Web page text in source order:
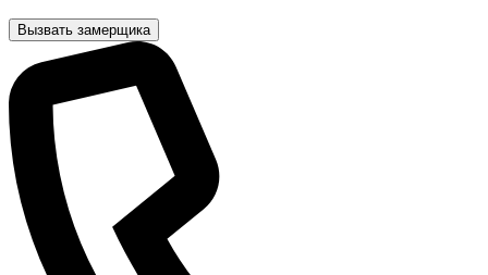
Вызвать замерщика